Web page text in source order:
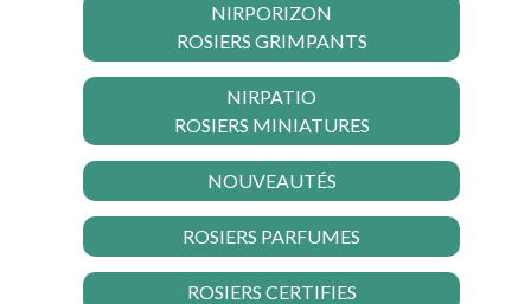
NIRPORIZON
ROSIERS GRIMPANTS
NIRPATIO
ROSIERS MINIATURES
NOUVEAUTÉS
ROSIERS PARFUMES
ROSIERS CERTIFIES